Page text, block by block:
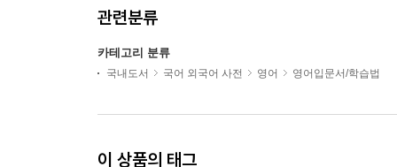
관련분류
카테고리 분류
국내도서 국어 외국어 사전 영어 영어입문서/학습법
이 상품의 태그